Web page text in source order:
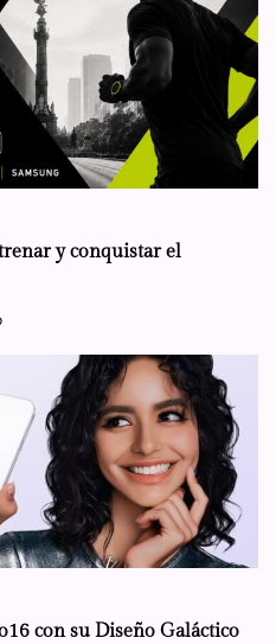
y conquistar el
con su Diseño Galáctico